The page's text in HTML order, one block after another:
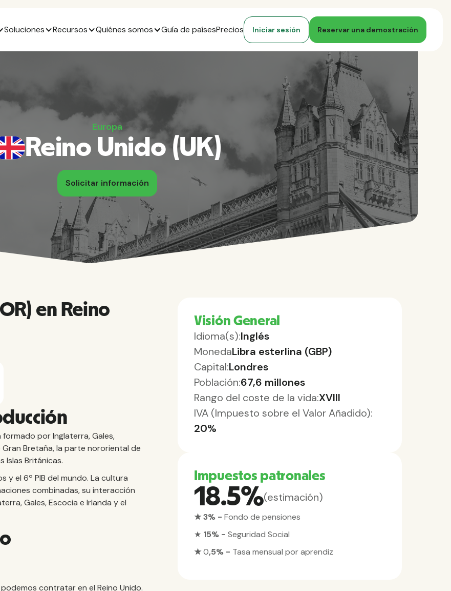
Soluciones Recursos Quiénes somos Guía de paísesPrecios Iniciar sesión Reservar una demostración
Europa
Reino Unido (UK)
Solicitar información
en Reino
formado por Inglaterra, Gales,
Gran Bretaña, la parte nororiental de
Islas Británicas.
y el 6º PIB del mundo. La cultura
combinadas, su interacción
Gales, Escocia e Irlanda y el
contratar en el Reino Unido.
Visión General
Idioma(s):Inglés
MonedaLibra esterlina (GBP)
Capital:Londres
Población:67,6 millones
Rango del coste de la vida:XVIII
IVA (Impuesto sobre el Valor Añadido):
20%
Impuestos patronales
18.5%(estimación)
★ 3% - Fondo de pensiones
★ 15% - Seguridad Social
★0,5% - Tasa mensual por aprendiz